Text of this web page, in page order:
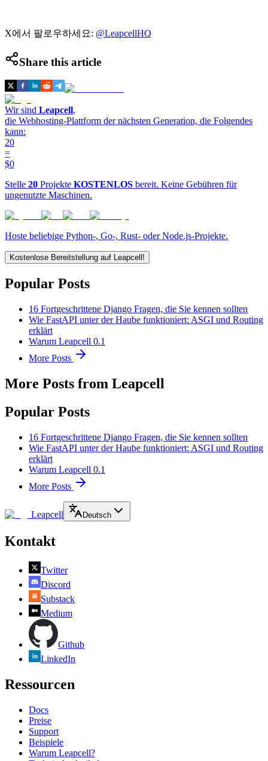
X에서 팔로우하세요: @LeapcellHQ
Share this article
Wir sind Leapcell,
die Webhosting-Plattform der nächsten Generation, die Folgendes
kann:
20
=
$0
Stelle 20 Projekte KOSTENLOS bereit. Keine Gebühren für
ungenutzte Maschinen.
Hoste beliebige Python-, Go-, Rust- oder Node.js-Projekte.
Kostenlose Bereitstellung auf Leapcell!
Popular Posts
16 Fortgeschrittene Django Fragen, die Sie kennen sollten
Wie FastAPI unter der Haube funktioniert: ASGI und Routing
erklärt
Warum Leapcell 0.1
More Posts
More Posts from Leapcell
Popular Posts
16 Fortgeschrittene Django Fragen, die Sie kennen sollten
Wie FastAPI unter der Haube funktioniert: ASGI und Routing
erklärt
Warum Leapcell 0.1
More Posts
Leapcell Deutsch
Kontakt
Twitter
Discord
Substack
Medium
Github
LinkedIn
Ressourcen
Docs
Preise
Support
Beispiele
Warum Leapcell?